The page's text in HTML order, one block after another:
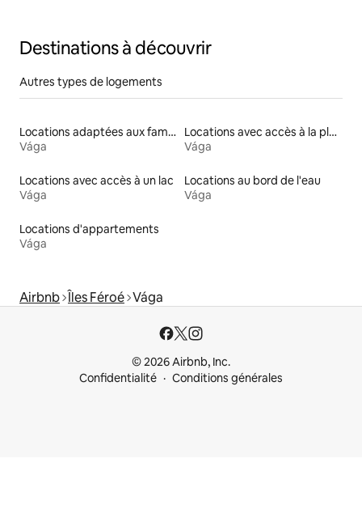
Destinations à découvrir
Autres types de logements
Locations adaptées aux familles
Vága
Locations avec accès à la plage
Vága
Locations avec accès à un lac
Vága
Locations au bord de l'eau
Vága
Locations d'appartements
Vága
Airbnb Îles Féroé Vága
© 2026 Airbnb, Inc.
Confidentialité
Conditions générales